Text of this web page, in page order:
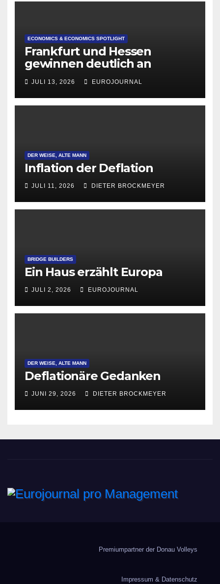
ECONOMICS & ECONOMICS SPOTLIGHT
Frankfurt und Hessen
gewinnen deutlich an
Attraktivität für Startup-
Gründungen
JULI 13, 2026 EUROJOURNAL
DER WEISE, ALTE MANN
Inflation der Deflation
JULI 11, 2026 DIETER BROCKMEYER
BRIDGE BUILDERS
Ein Haus erzählt Europa
JULI 2, 2026 EUROJOURNAL
DER WEISE, ALTE MANN
Deflationäre Gedanken
JUNI 29, 2026 DIETER BROCKMEYER
Premiumpartner der Donau Volleys
Impressum & Datenschutz